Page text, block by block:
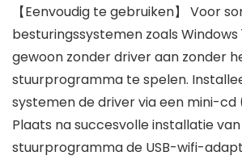
【Eenvoudig te gebruiken】 Voor
besturingssystemen zoals Windows
gewoon zonder driver aan zonder
stuurprogramma te spelen.
systemen de driver via een mini-
Plaats na succesvolle installatie
stuurprogramma de USB-wifi-